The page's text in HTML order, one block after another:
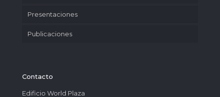
Presentaciones
Publicaciones
Contacto
Edificio World Plaza